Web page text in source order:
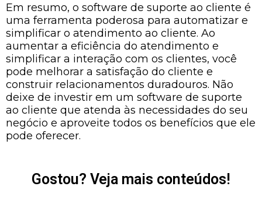
Em resumo, o software de suporte ao cliente é
uma ferramenta poderosa para automatizar e
simplificar o atendimento ao cliente. Ao
aumentar a eficiência do atendimento e
simplificar a interação com os clientes, você
pode melhorar a satisfação do cliente e
construir relacionamentos duradouros. Não
deixe de investir em um software de suporte
ao cliente que atenda às necessidades do seu
negócio e aproveite todos os benefícios que ele
pode oferecer.
Gostou? Veja mais conteúdos!